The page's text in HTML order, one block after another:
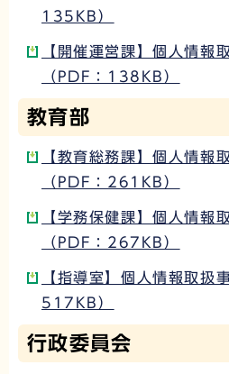
135KB）
【開催運営課】個人情報
（PDF：138KB）
教育部
【教育総務課】個人情報
（PDF：261KB）
【学務保健課】個人情報
（PDF：267KB）
【指導室】個人情報取扱
517KB）
行政委員会